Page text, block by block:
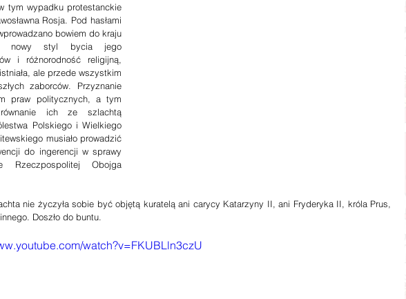
tym wypadku protestanckie
Rosja. Pod hasłami
bowiem do kraju
nowy styl bycia jego
i różnorodność religijną,
ale przede wszystkim
zaborców. Przyznanie
praw politycznych, a tym
ich ze szlachtą
Polskiego i Wielkiego
musiało prowadzić
do ingerencji w sprawy
Rzeczpospolitej Obojga
nie życzyła sobie być objętą kuratelą ani carycy Katarzyny II, ani Fryderyka II, króla Prus,
Doszło do buntu.
watch?v=FKUBLln3czU